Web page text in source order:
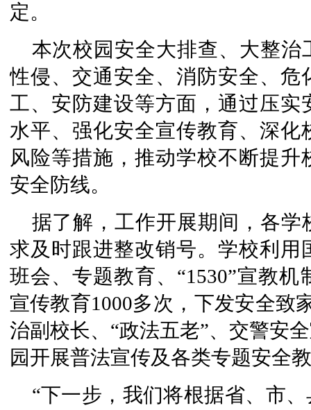
定。
本次校园安全大排查、大整
性侵、交通安全、消防安全、
工、安防建设等方面，通过压
水平、强化安全宣传教育、深
风险等措施，推动学校不断提
安全防线。
据了解，工作开展期间，各
求及时跟进整改销号。学校利
班会、专题教育、“1530”宣教
宣传教育1000多次，下发安全致
治副校长、“政法五老”、交警安
园开展普法宣传及各类专题安全
“下一步，我们将根据省、市